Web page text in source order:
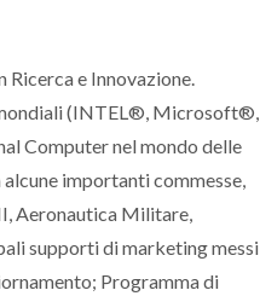
Ricerca e Innovazione.
(INTEL®, Microsoft®,
Computer nel mondo delle
importanti commesse,
Aeronautica Militare,
supporti di marketing messi
Programma di